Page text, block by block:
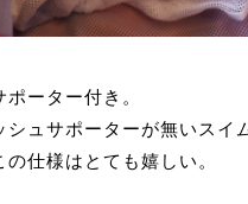
ポーター付き。
シュサポーターが無いスイ
の仕様はとても嬉しい。